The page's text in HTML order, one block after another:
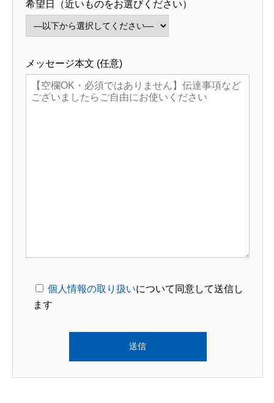
希望日（近いものをお選びください）
メッセージ本文 (任意)
個人情報の取り扱いについて同意して送信し
ます